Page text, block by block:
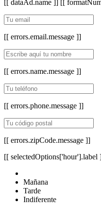
[[ dataAd.name ]] [[
[[ errors.email.message ]]
[[ errors.name.message ]]
[[ errors.phone.message ]]
[[ errors.zipCode.message ]]
[[ selectedOptions['hour'].label
Mañana
Tarde
Indiferente